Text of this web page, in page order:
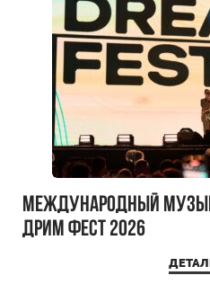
Международный
ДРИМ ФЕСТ 2026